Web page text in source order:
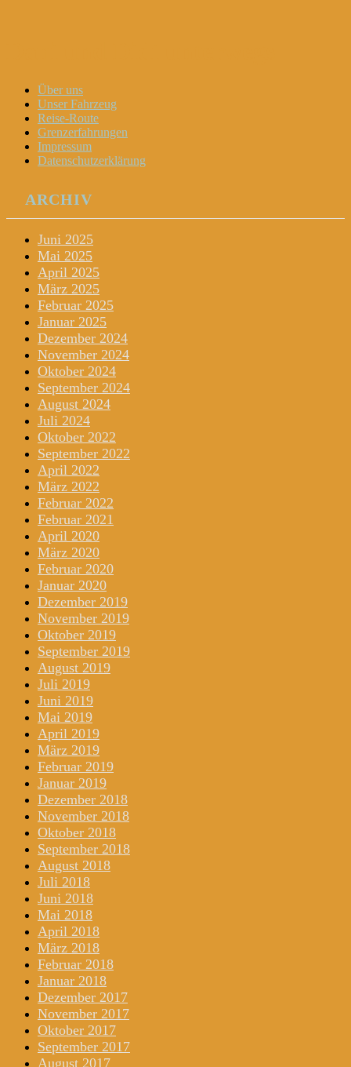
Menu
Widgets
Search
Skip
content
Über uns
Unser Fahrzeug
Reise-Route
Grenzerfahrungen
Impressum
Datenschutzerklärung
ARCHIV
Juni 2025
Mai 2025
April 2025
März 2025
Februar 2025
Januar 2025
Dezember 2024
November 2024
Oktober 2024
September 2024
August 2024
Juli 2024
Oktober 2022
September 2022
April 2022
März 2022
Februar 2022
Februar 2021
April 2020
März 2020
Februar 2020
Januar 2020
Dezember 2019
November 2019
Oktober 2019
September 2019
August 2019
Juli 2019
Juni 2019
Mai 2019
April 2019
März 2019
Februar 2019
Januar 2019
Dezember 2018
November 2018
Oktober 2018
September 2018
August 2018
Juli 2018
Juni 2018
Mai 2018
April 2018
März 2018
Februar 2018
Januar 2018
Dezember 2017
November 2017
Oktober 2017
September 2017
August 2017